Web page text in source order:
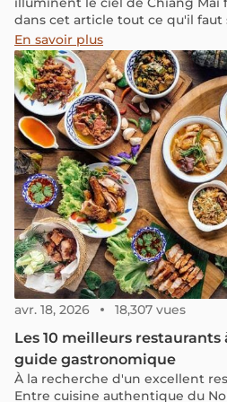
dans cet article tout ce qu'il
ce spectacle envoûtant en 2023.
En savoir plus
avr. 18, 2026 18,307 vues
Les 10 meilleurs restaurants
guide gastronomique
À la recherche d'un excellent
Entre cuisine authentique du